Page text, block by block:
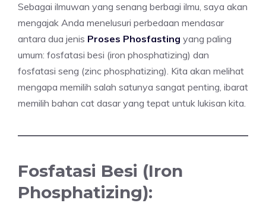
Sebagai ilmuwan yang senang berbagi ilmu, saya akan
mengajak Anda menelusuri perbedaan mendasar
antara dua jenis Proses Phosfasting yang paling
umum: fosfatasi besi (iron phosphatizing) dan
fosfatasi seng (zinc phosphatizing). Kita akan melihat
mengapa memilih salah satunya sangat penting, ibarat
memilih bahan cat dasar yang tepat untuk lukisan kita.
Fosfatasi Besi (Iron
Phosphatizing):